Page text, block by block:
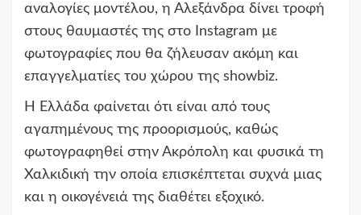
αναλογίες μοντέλου, η Αλεξάνδρα δίνει τροφή
στους θαυμαστές της στο Instagram με
φωτογραφίες που θα ζήλευσαν ακόμη και
επαγγελματίες του χώρου της showbiz.
Η Eλλάδα φαίνεται ότι είναι από τους
αγαπημένους της προορισμούς, καθώς
φωτογραφηθεί στην Ακρόπολη και φυσικά τη
Χαλκιδική την οποία επισκέπτεται συχνά μιας
και η οικογένειά της διαθέτει εξοχικό.